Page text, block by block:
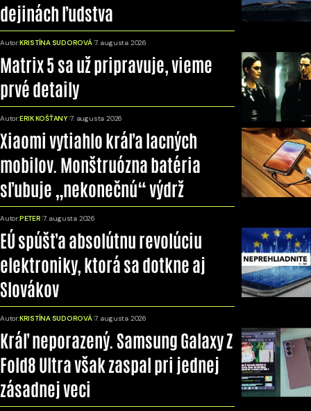
dejinách ľudstva
Autor:KRISTÍNA SUDOROVÁ 7. augusta 2026
Matrix 5 sa už pripravuje, vieme
prvé detaily
Autor:ERIK KOŠŤANY 7. augusta 2026
Xiaomi vytiahlo kráľa lacných
mobilov. Monštruózna batéria
sľubuje „nekonečnú“ výdrž
Autor:PETER 7. augusta 2026
EÚ spúšťa absolútnu revolúciu
elektroniky, ktorá sa dotkne aj
Slovákov
Autor:KRISTÍNA SUDOROVÁ 7. augusta 2026
Kráľ neporazený. Samsung Galaxy Z
Fold8 Ultra však zaspal pri jednej
zásadnej veci